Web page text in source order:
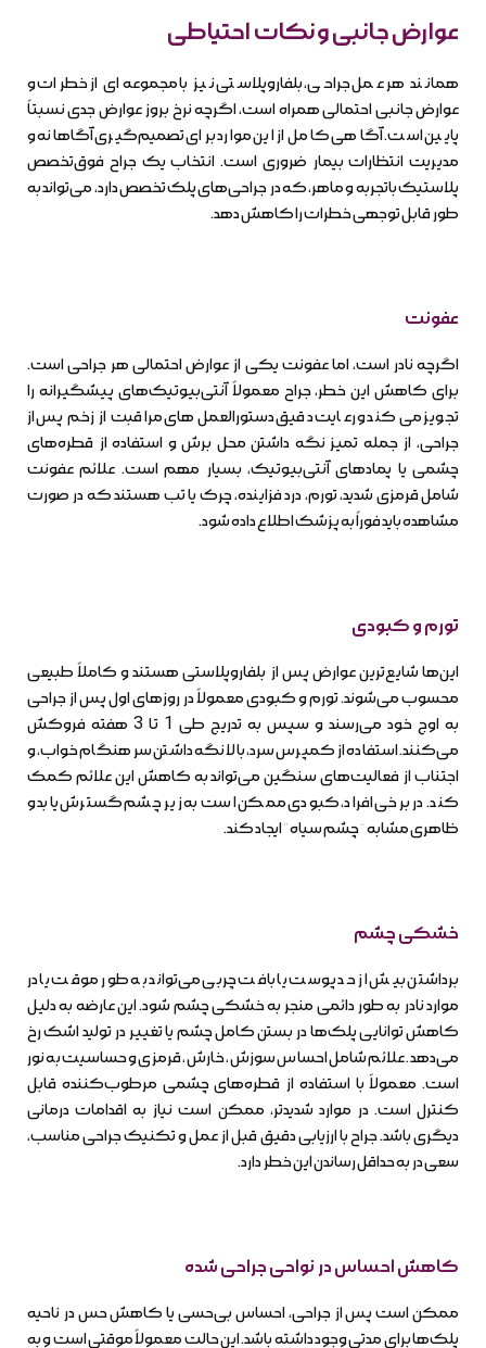
عوارض جانبی و نکات احتیاطی
همانند هر عمل جراحی، بلفاروپلاستی نیز با مجموعه‌ای از خطرات و
عوارض جانبی احتمالی همراه است، اگرچه نرخ بروز عوارض جدی نسبتاً
پایین است. آگاهی کامل از این موارد برای تصمیم‌گیری آگاهانه و
مدیریت انتظارات بیمار ضروری است. انتخاب یک جراح فوق‌تخصص
پلاستیک باتجربه و ماهر، که در جراحی‌های پلک تخصص دارد، می‌تواند به
طور قابل توجهی خطرات را کاهش دهد.
عفونت
اگرچه نادر است، اما عفونت یکی از عوارض احتمالی هر جراحی است.
برای کاهش این خطر، جراح معمولاً آنتی‌بیوتیک‌های پیشگیرانه را
تجویز می‌کند و رعایت دقیق دستورالعمل‌های مراقبت از زخم پس از
جراحی، از جمله تمیز نگه داشتن محل برش و استفاده از قطره‌های
چشمی یا پمادهای آنتی‌بیوتیک، بسیار مهم است. علائم عفونت
شامل قرمزی شدید، تورم، درد فزاینده، چرک یا تب هستند که در صورت
مشاهده باید فوراً به پزشک اطلاع داده شود.
تورم و کبودی
این‌ها شایع‌ترین عوارض پس از بلفاروپلاستی هستند و کاملاً طبیعی
محسوب می‌شوند. تورم و کبودی معمولاً در روزهای اول پس از جراحی
به اوج خود می‌رسند و سپس به تدریج طی 1 تا 3 هفته فروکش
می‌کنند. استفاده از کمپرس سرد، بالا نگه داشتن سر هنگام خواب، و
اجتناب از فعالیت‌های سنگین می‌تواند به کاهش این علائم کمک
کند. در برخی افراد، کبودی ممکن است به زیر چشم گسترش یابد و
ظاهری مشابه “چشم سیاه” ایجاد کند.
خشکی چشم
برداشتن بیش از حد پوست یا بافت چربی می‌تواند به طور موقت یا در
موارد نادر به طور دائمی منجر به خشکی چشم شود. این عارضه به دلیل
کاهش توانایی پلک‌ها در بستن کامل چشم یا تغییر در تولید اشک رخ
می‌دهد. علائم شامل احساس سوزش، خارش، قرمزی و حساسیت به نور
است. معمولاً با استفاده از قطره‌های چشمی مرطوب‌کننده قابل
کنترل است. در موارد شدیدتر، ممکن است نیاز به اقدامات درمانی
دیگری باشد. جراح با ارزیابی دقیق قبل از عمل و تکنیک جراحی مناسب،
سعی در به حداقل رساندن این خطر دارد.
کاهش احساس در نواحی جراحی شده
ممکن است پس از جراحی، احساس بی‌حسی یا کاهش حس در ناحیه
پلک‌ها برای مدتی وجود داشته باشد. این حالت معمولاً موقتی است و به